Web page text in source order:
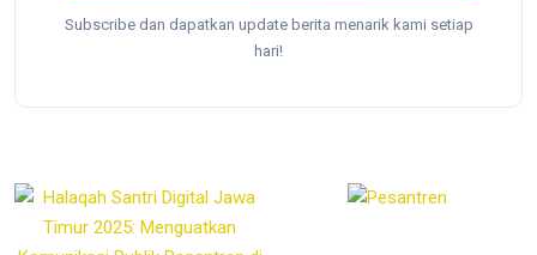
Subscribe dan dapatkan update berita menarik kami setiap
hari!